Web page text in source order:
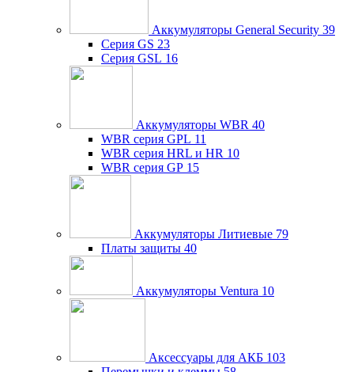
Аккумуляторы General Security 39
Серия GS 23
Серия GSL 16
Аккумуляторы WBR 40
WBR серия GPL 11
WBR серия HRL и HR 10
WBR серия GP 15
Аккумуляторы Литиевые 79
Платы защиты 40
Аккумуляторы Ventura 10
Аксессуары для АКБ 103